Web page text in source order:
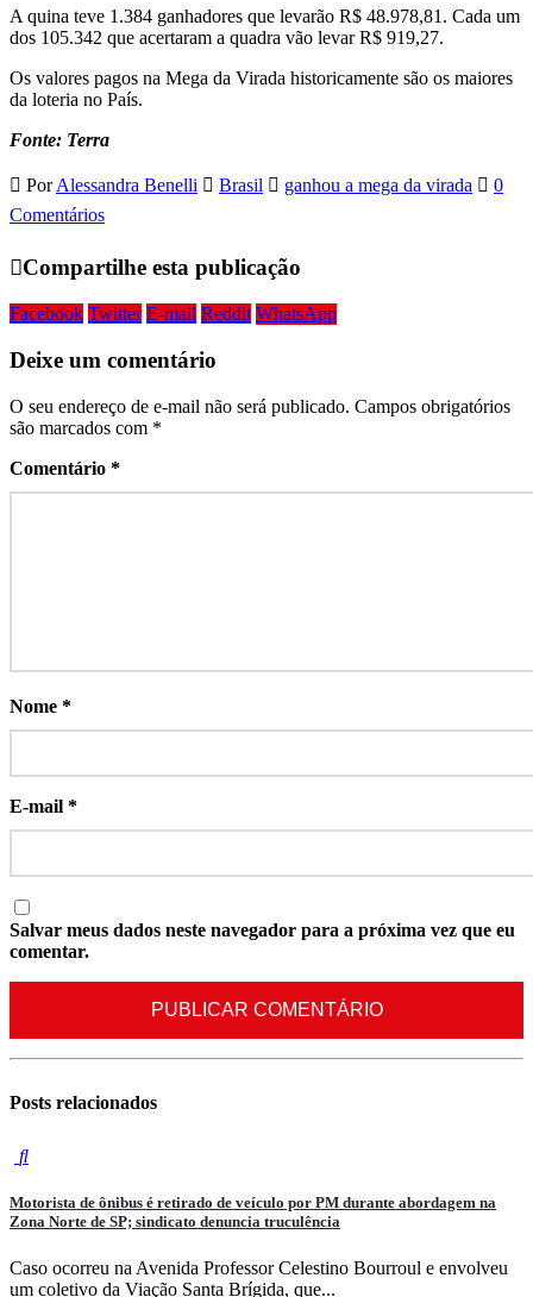
A quina teve 1.384 ganhadores que levarão R$ 48.978,81. Cada um
dos 105.342 que acertaram a quadra vão levar R$ 919,27.
Os valores pagos na Mega da Virada historicamente são os maiores
da loteria no País.
Fonte: Terra
Por Alessandra Benelli Brasil ganhou a mega da virada
0
Comentários
Compartilhe esta publicação
Facebook Twitter E-mail Reddit WhatsApp
Deixe um comentário
O seu endereço de e-mail não será publicado. Campos obrigatórios
são marcados com *
Comentário *
Nome *
E-mail *
Salvar meus dados neste navegador para a próxima vez que eu
comentar.
Posts relacionados
Motorista de ônibus é retirado de veículo por PM durante abordagem na
Zona Norte de SP; sindicato denuncia truculência
Caso ocorreu na Avenida Professor Celestino Bourroul e envolveu
um coletivo da Viação Santa Brígida, que...